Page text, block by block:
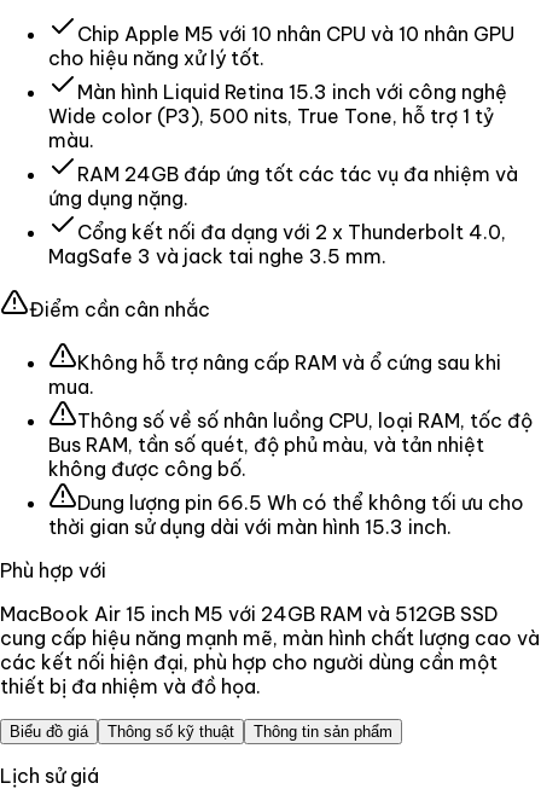
Chip Apple M5 với 10 nhân CPU và 10 nhân GPU
cho hiệu năng xử lý tốt.
Màn hình Liquid Retina 15.3 inch với công nghệ
Wide color (P3), 500 nits, True Tone, hỗ trợ 1 tỷ
màu.
RAM 24GB đáp ứng tốt các tác vụ đa nhiệm và
ứng dụng nặng.
Cổng kết nối đa dạng với 2 x Thunderbolt 4.0,
MagSafe 3 và jack tai nghe 3.5 mm.
Điểm cần cân nhắc
Không hỗ trợ nâng cấp RAM và ổ cứng sau khi
mua.
Thông số về số nhân luồng CPU, loại RAM, tốc độ
Bus RAM, tần số quét, độ phủ màu, và tản nhiệt
không được công bố.
Dung lượng pin 66.5 Wh có thể không tối ưu cho
thời gian sử dụng dài với màn hình 15.3 inch.
Phù hợp với
MacBook Air 15 inch M5 với 24GB RAM và 512GB SSD
cung cấp hiệu năng mạnh mẽ, màn hình chất lượng cao và
các kết nối hiện đại, phù hợp cho người dùng cần một
thiết bị đa nhiệm và đồ họa.
Biểu đồ giá Thông số kỹ thuật Thông tin sản phẩm
Lịch sử giá